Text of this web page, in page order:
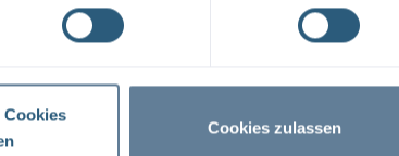
Cookies
Cookies zulassen
vom: 17.04.2024 | Upload am: 17.04.2024